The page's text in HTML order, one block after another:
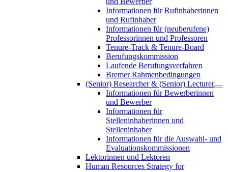
Informationen für Rufinhaberinnen
und Rufinhaber
Informationen für (neuberufene)
Professorinnen und Professoren
Tenure-Track & Tenure-Board
Berufungskommission
Laufende Berufungsverfahren
Bremer Rahmenbedingungen
(Senior) Researcher & (Senior) Lecturer
Informationen für Bewerberinnen
und Bewerber
Informationen für
Stelleninhaberinnen und
Stelleninhaber
Informationen für die Auswahl- und
Evaluationskommissionen
Lektorinnen und Lektoren
Human Resources Strategy for